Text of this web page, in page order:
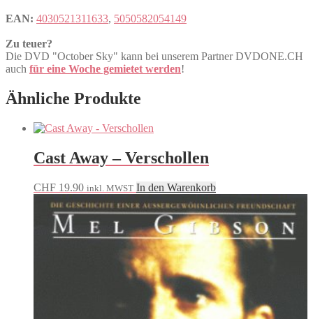
EAN: 4030521311633, 5050582054149
Zu teuer?
Die DVD "October Sky" kann bei unserem Partner DVDONE.CH
auch für eine Woche gemietet werden!
Ähnliche Produkte
Cast Away – Verschollen
CHF 19.90 inkl. MWST In den Warenkorb